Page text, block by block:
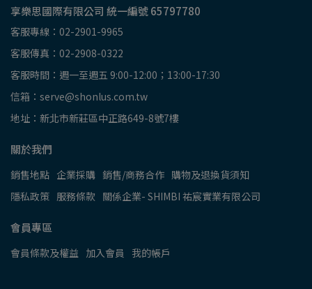
享樂思國際有限公司 統一編號 65797780
客服專線：02-2901-9965
客服傳真：02-2908-0322
客服時間：週一至週五 9:00-12:00；13:00-17:30
信箱：serve@shonlus.com.tw
地址：新北市新莊區中正路649-8號7樓
關於我們
銷售地點 企業採購 銷售/商務合作 購物及退換貨須知
隱私政策 服務條款 關係企業- SHIMBI 祐宸實業有限公司
會員專區
會員條款及權益 加入會員 我的帳戶